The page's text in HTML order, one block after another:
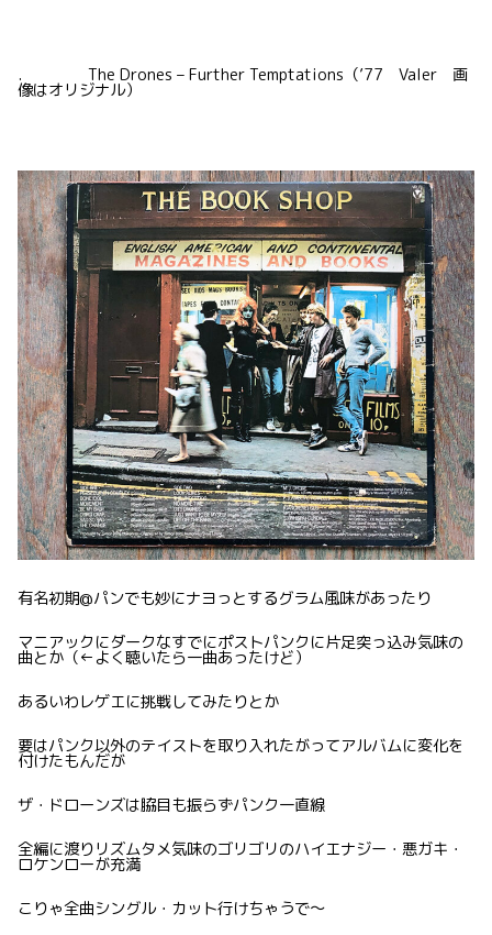
. The Drones – Further Temptations（’77 Valer 画
像はオリジナル）
有名初期@パンでも妙にナヨっとするグラム風味があったり
マニアックにダークなすでにポストパンクに片足突っ込み気味の
曲とか（←よく聴いたら一曲あったけど）
あるいわレゲエに挑戦してみたりとか
要はパンク以外のテイストを取り入れたがってアルバムに変化を
付けたもんだが
ザ・ドローンズは脇目も振らずパンク一直線
全編に渡りリズムタメ気味のゴリゴリのハイエナジー・悪ガキ・
ロケンローが充満
こりゃ全曲シングル・カット行けちゃうで〜